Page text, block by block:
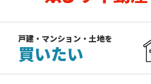
戸建・マンション・土地を
買いたい